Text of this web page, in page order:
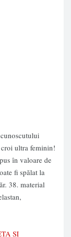
ultra feminin!
în valoare de
fi spălat la
38. material
SI